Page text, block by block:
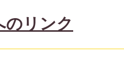
のリンク